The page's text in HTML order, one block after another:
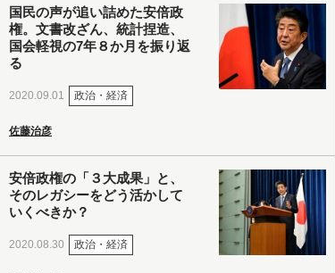
国民の声が追い詰めた安倍政
権。文書改ざん、統計捏造、
国会軽視の7年８か月を振り返
る
2020.09.01 政治・経済
佐藤治彦
安倍政権の「３大成果」と、
そのレガシーをどう活かして
いくべきか？
2020.08.30 政治・経済